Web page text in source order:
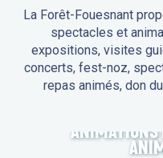
La Forêt-Fouesnant
spectacles et
expositions, visites
concerts, fest-noz,
repas animés, don
ANIMATIONS